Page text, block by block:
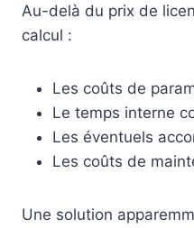
Au-delà du prix de
calcul :
Les coûts de
Le temps interne
Les éventuels
Les coûts de
Une solution